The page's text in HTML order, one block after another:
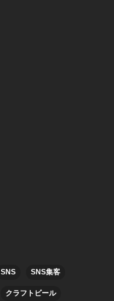
SNS SNS集客
クラフトビール